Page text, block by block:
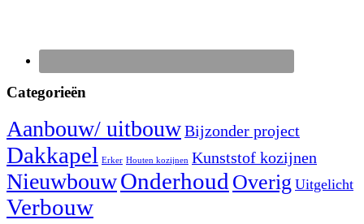
Categorieën
Aanbouw/ uitbouwBijzonder project
Dakkapel Erker Houten kozijnen Kunststof kozijnen
NieuwbouwOnderhoud Overig Uitgelicht
Verbouw